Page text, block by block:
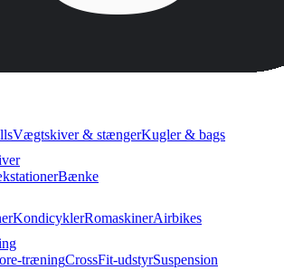
Vægtskiver & stængerKugler & bags
Bænke
KondicyklerRomaskinerAirbikes
træningCrossFit-udstyrSuspension